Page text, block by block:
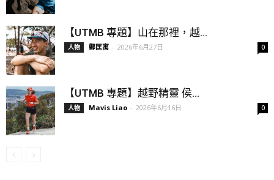
【UTMB 專題】山在那裡，越...
人物 鄭匡寓 - 2026年6月27日 0
【UTMB 專題】越野精靈 侯...
人物 Mavis Liao - 2026年6月16日 0